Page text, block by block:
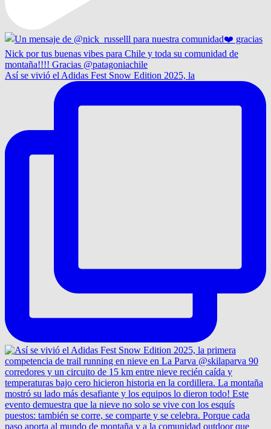
Así se vivió el Adidas Fest Snow Edition 2025, la